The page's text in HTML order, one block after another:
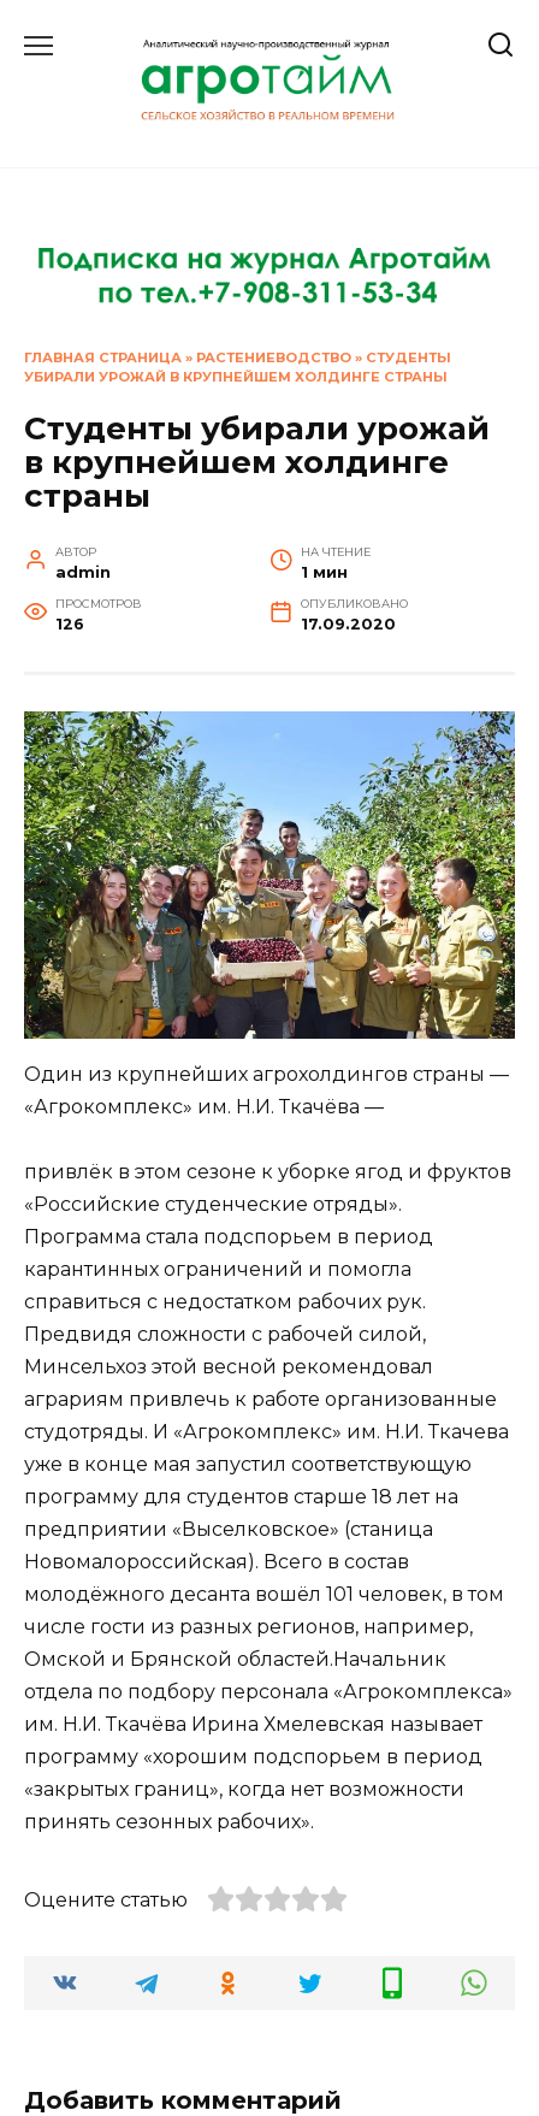
ГЛАВНАЯ СТРАНИЦА » РАСТЕНИЕВОДСТВО » СТУДЕНТЫ
УБИРАЛИ УРОЖАЙ В КРУПНЕЙШЕМ ХОЛДИНГЕ СТРАНЫ
Студенты убирали урожай
в крупнейшем холдинге
страны
АВТОР
admin
НА ЧТЕНИЕ
1 мин
ПРОСМОТРОВ
126
ОПУБЛИКОВАНО
17.09.2020
Один из крупнейших агрохолдингов страны —
«Агрокомплекс» им. Н.И. Ткачёва —
привлёк в этом сезоне к уборке ягод и фруктов
«Российские студенческие отряды».
Программа стала подспорьем в период
карантинных ограничений и помогла
справиться с недостатком рабочих рук.
Предвидя сложности с рабочей силой,
Минсельхоз этой весной рекомендовал
аграриям привлечь к работе организованные
студотряды. И «Агрокомплекс» им. Н.И. Ткачева
уже в конце мая запустил соответствующую
программу для студентов старше 18 лет на
предприятии «Выселковское» (станица
Новомалороссийская). Всего в состав
молодёжного десанта вошёл 101 человек, в том
числе гости из разных регионов, например,
Омской и Брянской областей.Начальник
отдела по подбору персонала «Агрокомплекса»
им. Н.И. Ткачёва Ирина Хмелевская называет
программу «хорошим подспорьем в период
«закрытых границ», когда нет возможности
принять сезонных рабочих».
Оцените статью
Добавить комментарий